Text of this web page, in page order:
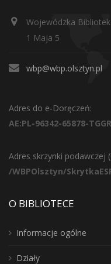
Wojewódzka
1 Maja 5
wbp@wbp.olsztyn.pl
Adres do e-Doręczeń:
AE:PL-96342-65878-
Adres skrzynki podawczej
/WBPOlsztyn/
O BIBLIOTECE
Informacje ogólne
Działy